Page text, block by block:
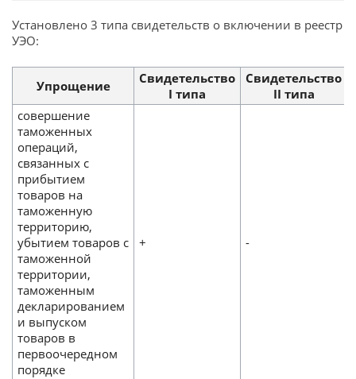
Установлено 3 типа свидетельств о включении в реестр
УЭО:
Упрощение
Свидетельство
I типа
Свидетельство
II типа
совершение
таможенных
операций,
связанных с
прибытием
товаров на
таможенную
территорию,
убытием товаров с
таможенной
территории,
таможенным
декларированием
и выпуском
товаров в
первоочередном
порядке
+ -